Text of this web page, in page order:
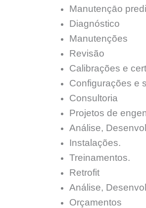
Manutençāo
Diagnóstico
Manutenções
Revisão
Calibrações e
Configurações e
Consultoria
Projetos de
Análise,
Instalações.
Treinamentos.
Retrofit
Análise,
Orçamentos